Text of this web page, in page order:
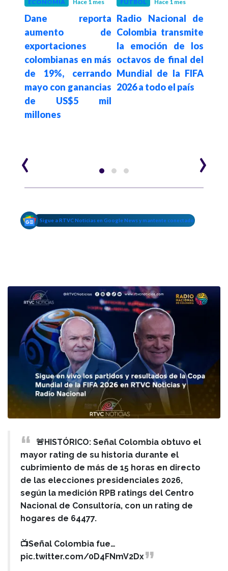
ECONOMÍA Hace 1 mes
Dane reporta
aumento de
exportaciones
colombianas en más
de 19%, cerrando
mayo con ganancias
de US$5 mil
millones
FÚTBOL Hace 1 mes
Radio Nacional de
Colombia transmite
la emoción de los
octavos de final del
Mundial de la FIFA
2026 a todo el país
‹ ›
Sigue a RTVC Noticias en Google News y mantente conectado
🚨HISTÓRICO: Señal Colombia obtuvo el
mayor rating de su historia durante el
cubrimiento de más de 15 horas en directo
de las elecciones presidenciales 2026,
según la medición RPB ratings del Centro
Nacional de Consultoría, con un rating de
hogares de 64477.
📺Señal Colombia fue…
pic.twitter.com/0D4FNmV2Dx